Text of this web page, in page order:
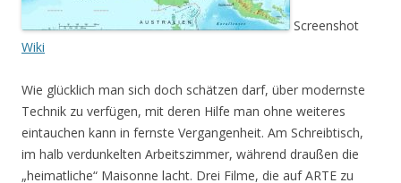
Screenshot
Wiki
Wie glücklich man sich doch schätzen darf, über modernste
Technik zu verfügen, mit deren Hilfe man ohne weiteres
eintauchen kann in fernste Vergangenheit. Am Schreibtisch,
im halb verdunkelten Arbeitszimmer, während draußen die
„heimatliche“ Maisonne lacht. Drei Filme, die auf ARTE zu